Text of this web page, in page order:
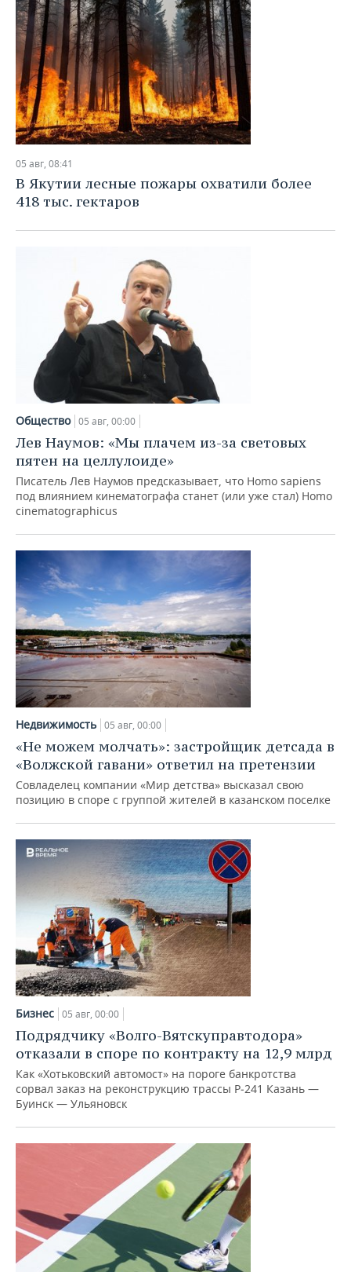
05 авг, 08:41
В Якутии лесные пожары охватили более
418 тыс. гектаров
Общество 05 авг, 00:00
Лев Наумов: «Мы плачем из-за световых
пятен на целлулоиде»
Писатель Лев Наумов предсказывает, что Homo sapiens
под влиянием кинематографа станет (или уже стал) Homo
cinematographicus
Недвижимость 05 авг, 00:00
«Не можем молчать»: застройщик детсада в
«Волжской гавани» ответил на претензии
Совладелец компании «Мир детства» высказал свою
позицию в споре с группой жителей в казанском поселке
Бизнес 05 авг, 00:00
Подрядчику «Волго-Вятскуправтодора»
отказали в споре по контракту на 12,9 млрд
Как «Хотьковский автомост» на пороге банкротства
сорвал заказ на реконструкцию трассы Р‑241 Казань —
Буинск — Ульяновск